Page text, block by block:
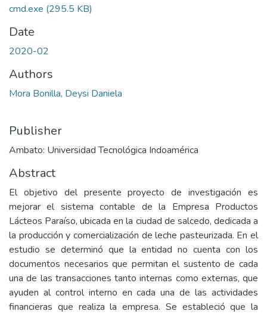
cmd.exe (295.5 KB)
Date
2020-02
Authors
Mora Bonilla, Deysi Daniela
Publisher
Ambato: Universidad Tecnológica Indoamérica
Abstract
El objetivo del presente proyecto de investigación es
mejorar el sistema contable de la Empresa Productos
Lácteos Paraíso, ubicada en la ciudad de salcedo, dedicada a
la producción y comercialización de leche pasteurizada. En el
estudio se determinó que la entidad no cuenta con los
documentos necesarios que permitan el sustento de cada
una de las transacciones tanto internas como externas, que
ayuden al control interno en cada una de las actividades
financieras que realiza la empresa. Se estableció que la